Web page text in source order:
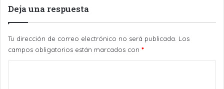
Deja una respuesta
Tu dirección de correo electrónico no será publicada. Los
campos obligatorios están marcados con *